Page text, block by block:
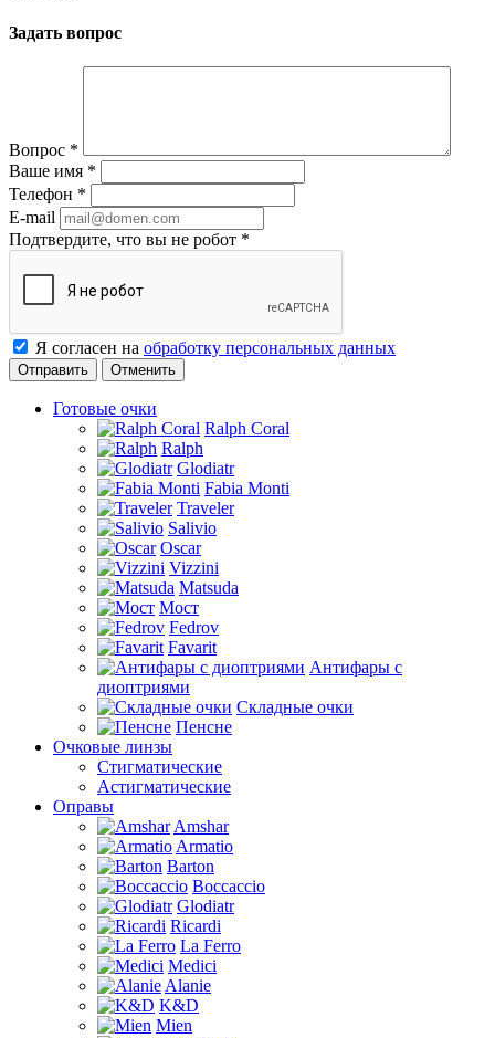
Задать вопрос
Вопрос *
Ваше имя *
Телефон *
E-mail
Подтвердите, что вы не робот *
Я согласен на обработку персональных данных
Отменить
Готовые очки
Ralph Coral
Ralph
Glodiatr
Fabia Monti
Traveler
Salivio
Oscar
Vizzini
Matsuda
Мост
Fedrov
Favarit
Антифары с
диоптриями
Складные очки
Пенсне
Очковые линзы
Стигматические
Астигматические
Оправы
Amshar
Armatio
Barton
Boccaccio
Glodiatr
Ricardi
La Ferro
Medici
Alanie
K&D
Mien